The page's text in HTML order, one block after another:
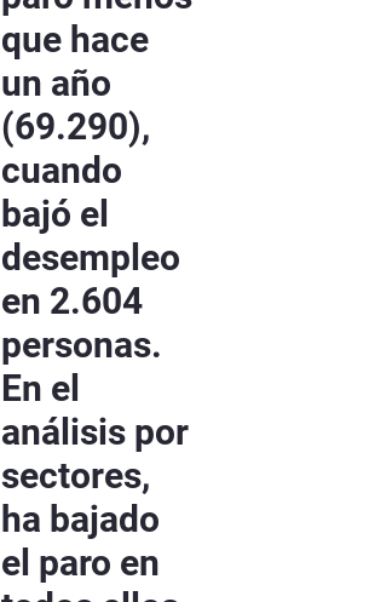
que hace
un año
(69.290),
cuando
bajó el
desempleo
en 2.604
personas.
En el
análisis por
sectores,
ha bajado
el paro en